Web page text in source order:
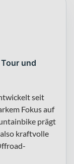
und
seit
Fokus auf
prägt
kraftvolle